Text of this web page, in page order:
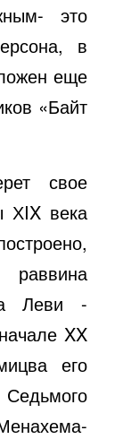
это
в
еще
«Байт
свое
ХIX века
Леви -
XX
его